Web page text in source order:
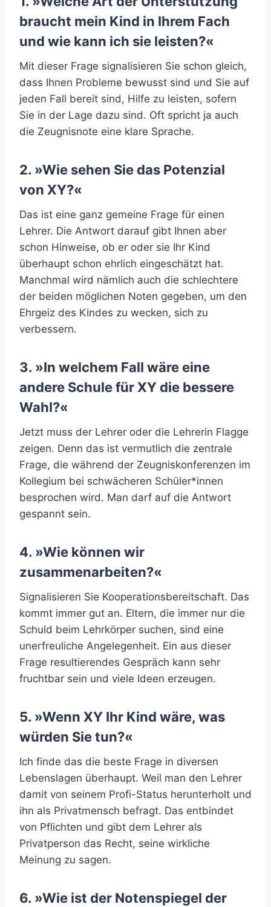
braucht mein Kind in Ihrem Fach
und wie kann ich sie leisten?«
Mit dieser Frage signalisieren Sie schon gleich,
dass Ihnen Probleme bewusst sind und Sie auf
jeden Fall bereit sind, Hilfe zu leisten, sofern
Sie in der Lage dazu sind. Oft spricht ja auch
die Zeugnisnote eine klare Sprache.
2. »Wie sehen Sie das Potenzial
von XY?«
Das ist eine ganz gemeine Frage für einen
Lehrer. Die Antwort darauf gibt Ihnen aber
schon Hinweise, ob er oder sie Ihr Kind
überhaupt schon ehrlich eingeschätzt hat.
Manchmal wird nämlich auch die schlechtere
der beiden möglichen Noten gegeben, um den
Ehrgeiz des Kindes zu wecken, sich zu
verbessern.
3. »In welchem Fall wäre eine
andere Schule für XY die bessere
Wahl?«
Jetzt muss der Lehrer oder die Lehrerin Flagge
zeigen. Denn das ist vermutlich die zentrale
Frage, die während der Zeugniskonferenzen im
Kollegium bei schwächeren Schüler*innen
besprochen wird. Man darf auf die Antwort
gespannt sein.
4. »Wie können wir
zusammenarbeiten?«
Signalisieren Sie Kooperationsbereitschaft. Das
kommt immer gut an. Eltern, die immer nur die
Schuld beim Lehrkörper suchen, sind eine
unerfreuliche Angelegenheit. Ein aus dieser
Frage resultierendes Gespräch kann sehr
fruchtbar sein und viele Ideen erzeugen.
5. »Wenn XY Ihr Kind wäre, was
würden Sie tun?«
Ich finde das die beste Frage in diversen
Lebenslagen überhaupt. Weil man den Lehrer
damit von seinem Profi-Status herunterholt und
ihn als Privatmensch befragt. Das entbindet
von Pflichten und gibt dem Lehrer als
Privatperson das Recht, seine wirkliche
Meinung zu sagen.
6. »Wie ist der Notenspiegel der